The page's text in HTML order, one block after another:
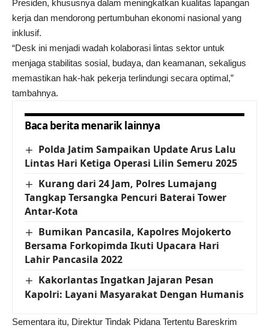
Presiden, khususnya dalam meningkatkan kualitas lapangan
kerja dan mendorong pertumbuhan ekonomi nasional yang
inklusif.
“Desk ini menjadi wadah kolaborasi lintas sektor untuk
menjaga stabilitas sosial, budaya, dan keamanan, sekaligus
memastikan hak-hak pekerja terlindungi secara optimal,”
tambahnya.
Baca berita menarik lainnya
Polda Jatim Sampaikan Update Arus Lalu
Lintas Hari Ketiga Operasi Lilin Semeru 2025
Kurang dari 24 Jam, Polres Lumajang
Tangkap Tersangka Pencuri Baterai Tower
Antar-Kota
Bumikan Pancasila, Kapolres Mojokerto
Bersama Forkopimda Ikuti Upacara Hari
Lahir Pancasila 2022
Kakorlantas Ingatkan Jajaran Pesan
Kapolri: Layani Masyarakat Dengan Humanis
Sementara itu, Direktur Tindak Pidana Tertentu Bareskrim